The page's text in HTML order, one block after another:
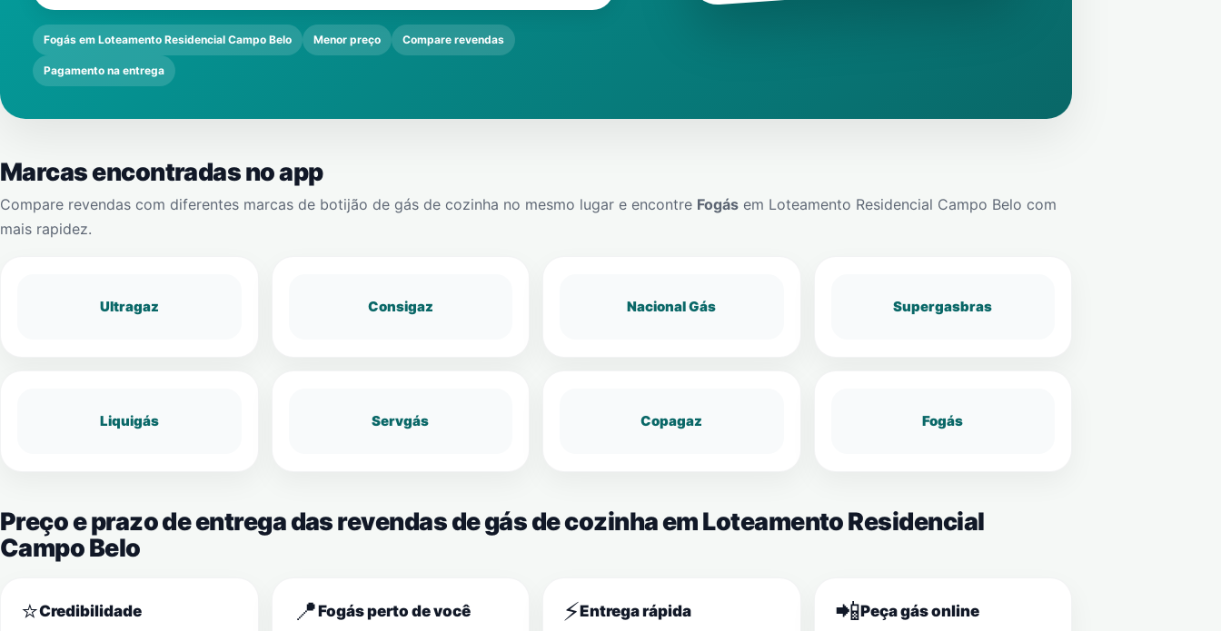
Fogás em Loteamento Residencial Campo Belo Menor preço Compare revendas
Pagamento na entrega
Marcas encontradas no app
Compare revendas com diferentes marcas de botijão de gás de cozinha no mesmo lugar e encontre Fogás em Loteamento Residencial Campo Belo com
mais rapidez.
Ultragaz Consigaz Nacional Gás Supergasbras
Liquigás Servgás Copagaz Fogás
Preço e prazo de entrega das revendas de gás de cozinha em Loteamento Residencial
Campo Belo
⭐Credibilidade 📍Fogás perto de você ⚡Entrega rápida 📲Peça gás online